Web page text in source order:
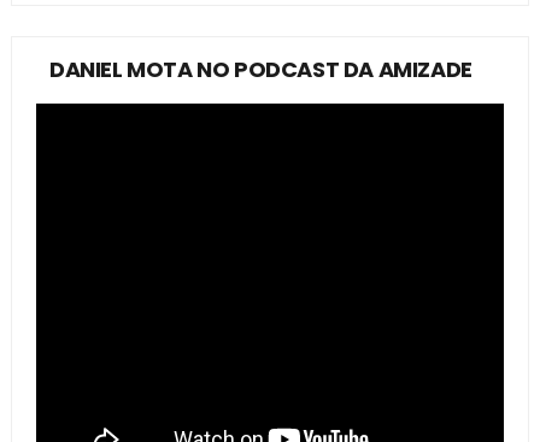
DANIEL MOTA NO PODCAST DA AMIZADE